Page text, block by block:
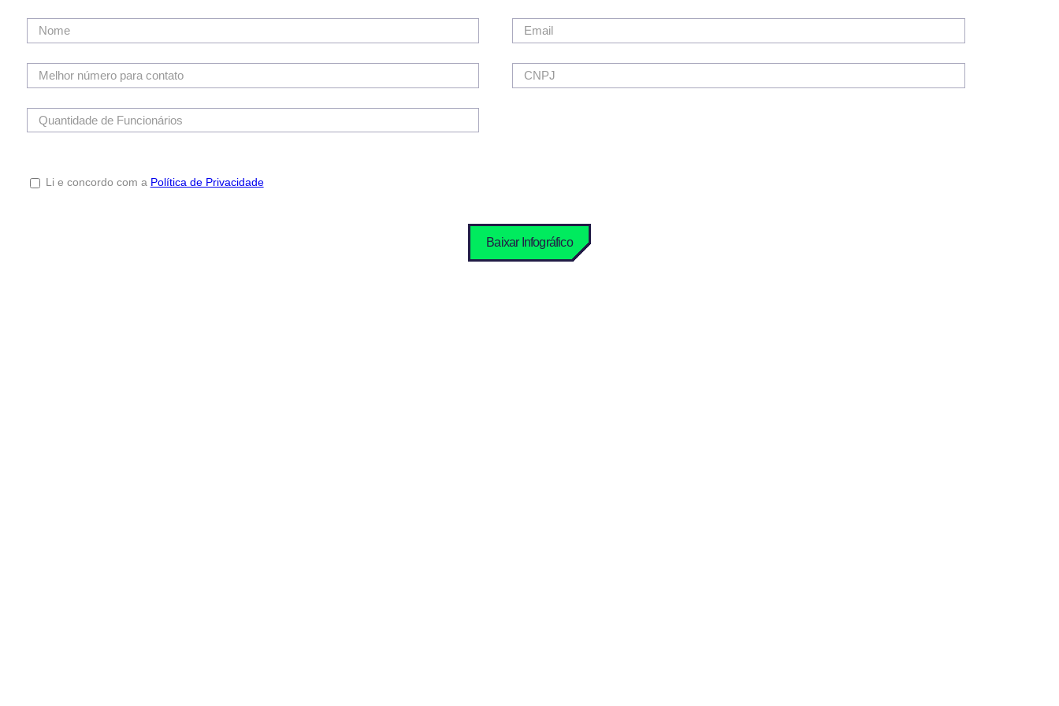
Nome Email
Melhor número para contato CNPJ
Quantidade de Funcionários
Li e concordo com a Política de Privacidade